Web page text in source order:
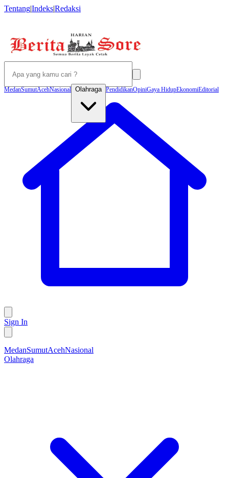
Tentang|Indeks|Redaksi
MedanSumutAcehNasional Olahraga PendidikanOpiniGaya HidupEkonomiEditorial
Sign In
MedanSumutAcehNasional
Olahraga